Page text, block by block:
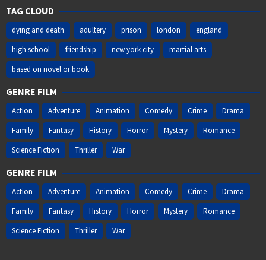
TAG CLOUD
dying and death adultery prison london
england
high school
friendship new york city
martial arts
based on novel or book
GENRE FILM
Action Adventure Animation Comedy Crime
Drama
Family
Fantasy History Horror Mystery
Romance
Science Fiction
Thriller War
GENRE FILM
Action Adventure Animation Comedy Crime
Drama
Family
Fantasy History Horror Mystery
Romance
Science Fiction
Thriller War